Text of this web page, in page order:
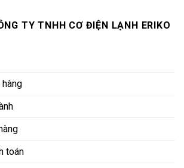
TY TNHH CƠ ĐIỆN LẠNH ERIKO
toán